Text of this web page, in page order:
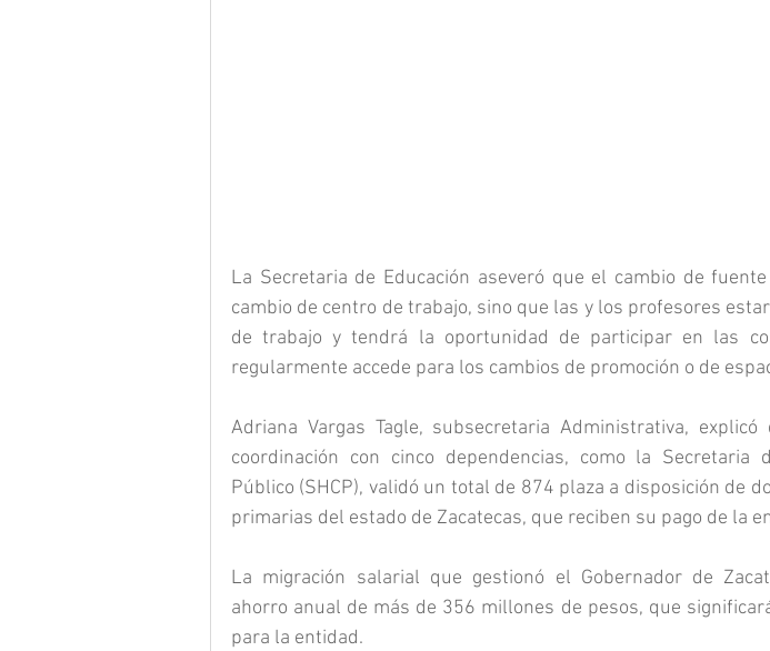
La Secretaria de Educación aseveró que el cambio de
cambio de centro de trabajo, sino que las y los profesores
de trabajo y tendrá la oportunidad de participar en las
regularmente accede para los cambios de promoción o de
Adriana Vargas Tagle, subsecretaria Administrativa,
coordinación con cinco dependencias, como la Secretaria
Público (SHCP), validó un total de 874 plaza a disposición de
primarias del estado de Zacatecas, que reciben su pago de la
La migración salarial que gestionó el Gobernador de
ahorro anual de más de 356 millones de pesos, que
para la entidad.